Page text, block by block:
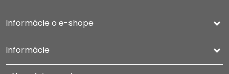
Informácie o e-shope keyboard_arrow_down
Informácie 